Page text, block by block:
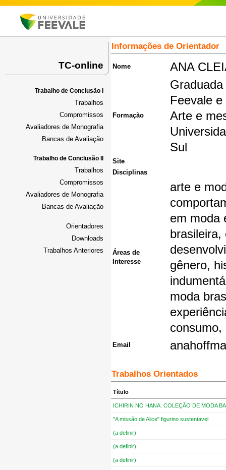
TC-online
Trabalho de Conclusão I
Trabalhos
Compromissos
Avaliadores de Monografia
Bancas de Avaliação
Trabalho de Conclusão II
Trabalhos
Compromissos
Avaliadores de Monografia
Bancas de Avaliação
Orientadores
Downloads
Trabalhos Anteriores
Informações de Orientador
Nome ANA
Formação
Feevale
Arte e
Sul
Site
Disciplinas
Áreas de
Interesse
arte e
em moda
brasileira,
gênero,
moda
consumo,
Email
Trabalhos Orientados
Título
ICHIRIN NO HANA: COLEÇÃO DE MODA
"A missão de Alice" figurino sustentavel
(a definir)
(a definir)
(a definir)